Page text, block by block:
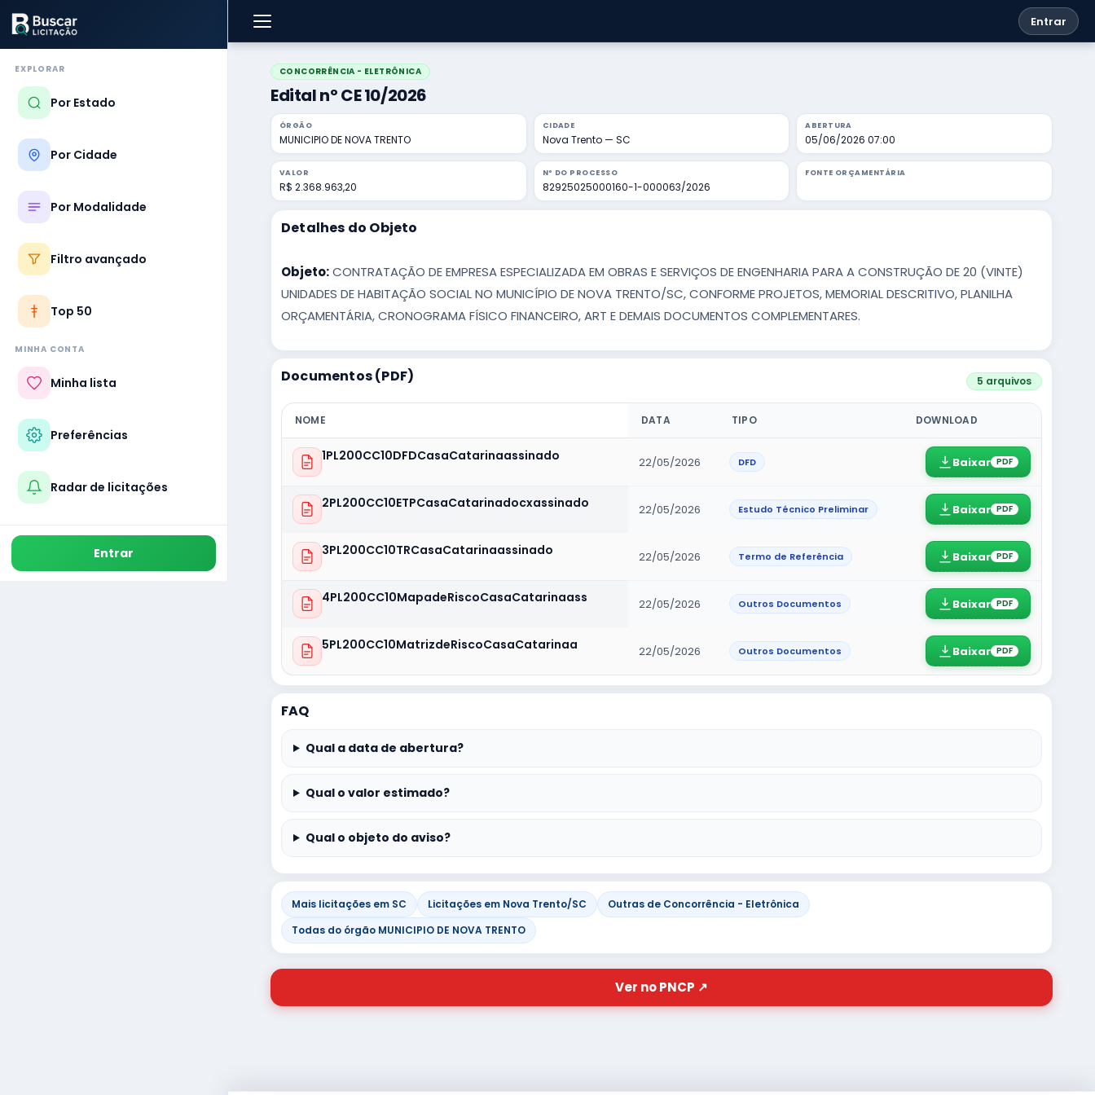
Entrar
EXPLORAR
Por Estado
Por Cidade
Por Modalidade
Filtro avançado
Top 50
MINHA CONTA
Minha lista
Preferências
Radar de licitações
Entrar
CONCORRÊNCIA - ELETRÔNICA
Edital nº CE 10/2026
ÓRGÃO
MUNICIPIO DE NOVA TRENTO
CIDADE
Nova Trento — SC
ABERTURA
05/06/2026 07:00
VALOR
R$ 2.368.963,20
Nº DO PROCESSO
82925025000160-1-000063/2026
FONTE ORÇAMENTÁRIA
Detalhes do Objeto
Objeto:CONTRATAÇÃO DE EMPRESA ESPECIALIZADA EM OBRAS E SERVIÇOS DE ENGENHARIA PARA A CONSTRUÇÃO DE 20 (VINTE)
UNIDADES DE HABITAÇÃO SOCIAL NO MUNICÍPIO DE NOVA TRENTO/SC, CONFORME PROJETOS, MEMORIAL DESCRITIVO, PLANILHA
ORÇAMENTÁRIA, CRONOGRAMA FÍSICO FINANCEIRO, ART E DEMAIS DOCUMENTOS COMPLEMENTARES.
Documentos (PDF) 5 arquivos
NOME DATA TIPO DOWNLOAD
1PL200CC10DFDCasaCatarinaassinado 22/05/2026 DFD Baixar PDF
2PL200CC10ETPCasaCatarinadocxassinado 22/05/2026 Estudo Técnico Preliminar Baixar PDF
3PL200CC10TRCasaCatarinaassinado 22/05/2026 Termo de Referência Baixar PDF
4PL200CC10MapadeRiscoCasaCatarinaass 22/05/2026 Outros Documentos Baixar PDF
5PL200CC10MatrizdeRiscoCasaCatarinaa 22/05/2026 Outros Documentos Baixar PDF
FAQ
Qual a data de abertura?
Qual o valor estimado?
Qual o objeto do aviso?
Mais licitações em SC Licitações em Nova Trento/SC
Outras de Concorrência - Eletrônica
Todas do órgão MUNICIPIO DE NOVA TRENTO
Ver no PNCP ↗